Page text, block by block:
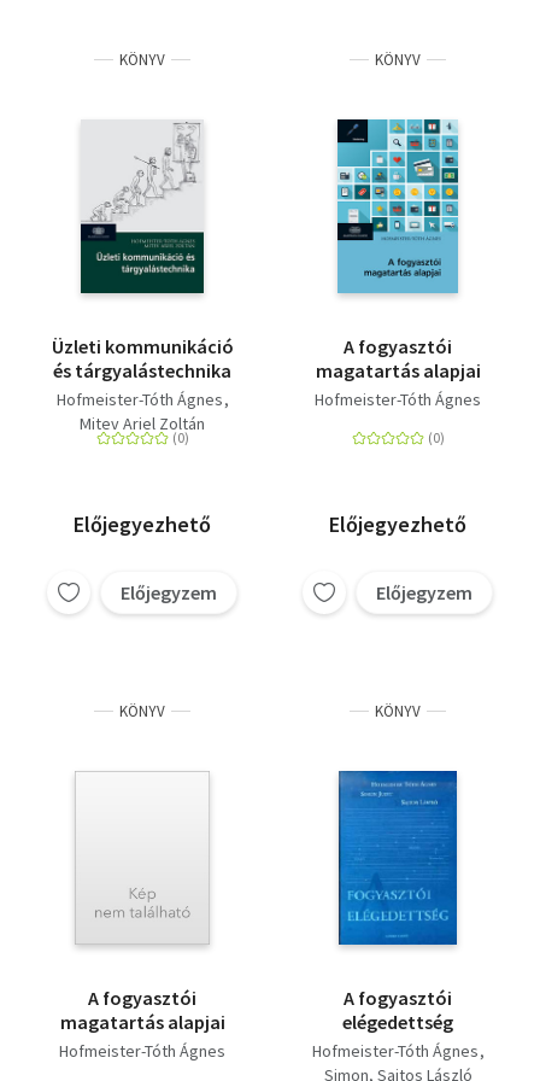
KÖNYV
Üzleti kommunikáció
és tárgyalástechnika
Hofmeister-Tóth Ágnes
Mitev Ariel Zoltán
Előjegyezhető
Előjegyzem
KÖNYV
A fogyasztói
magatartás alapjai
Hofmeister-Tóth Ágnes
Előjegyezhető
Előjegyzem
KÖNYV
A fogyasztói
magatartás alapjai
Hofmeister-Tóth Ágnes
KÖNYV
A fogyasztói
elégedettség
Hofmeister-Tóth Ágnes
Simon Sajtos László